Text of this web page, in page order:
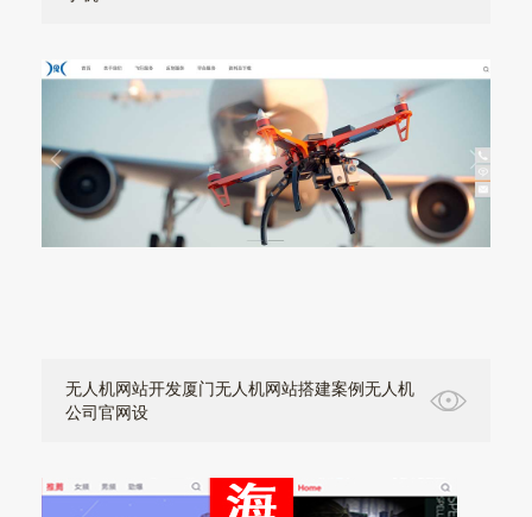
无人机网站开发厦门无人机网站搭建案例无人机
公司官网设